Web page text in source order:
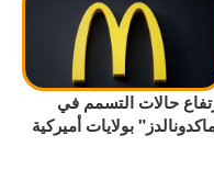
حالات التسمم في
بولايات أميركية